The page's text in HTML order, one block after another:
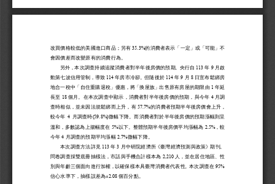
改買價格較低的美國進口商品；另有 35.3%的消費者表示 「一定」或「可能」不
會因價差而改變原有的消費行為。
另外，本次調查持續追蹤消費者對半年後房價的預期。央行自 113 年 9 月啟
動第七波信用管制
，導致 114 年房市冷卻 。但隨後  於
114 年 9 月 8 日宣布鬆綁房
地合一稅中「自住重購退稅」優惠，將「換屋族」出售原有房屋的期限由 1 年延
長至 18 個月。在本次調查中顯示，消費者對半年後房價的預期，與今年 4 月調
查時相似，並未因法規鬆綁而上升，有 57.7%的消費者預期半年後房價會上升，
較今年 4 月調查時(59.8%)微幅下降。而消費者對於半年後房價的預期漲幅則呈
溫和，多數認為上揚幅度在 5%以下。整體預期半年後房價平均漲幅為 2.5%，較
今年 4 月調查的預期平均漲幅 2.7%微幅下降。
本次調查方法詳見 113 年 3 月中研院經濟所《臺灣經濟預測與政策》期刊。
問卷調查採雙底冊抽樣法，市話與手機合計樣本為 2,210 人，並在居住地區、性
別與年齡三個面向進行加權，以確保樣本具臺灣消費者代表性。本次調查在 95%
信心水準下，抽樣誤差為±2.08 個百分點。